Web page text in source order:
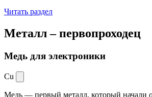
Читать раздел
Металл –первопроходец
Медь для электроники
Cu
Медь — первый металл, который начали